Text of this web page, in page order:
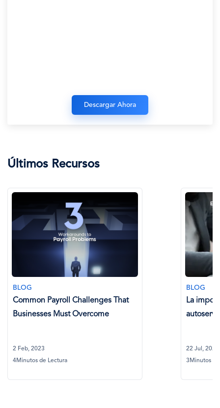
Últimos Recursos
BLOG
Common Payroll Challenges That
Businesses Must Overcome
2 Feb, 2023
4Minutos de Lectura
BLOG
La
22 Jul, 2024
3Minutos